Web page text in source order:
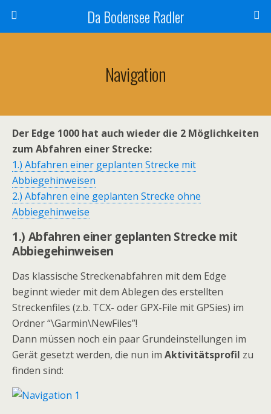
Da Bodensee Radler
Navigation
Der Edge 1000 hat auch wieder die 2 Möglichkeiten
zum Abfahren einer Strecke:
1.) Abfahren einer geplanten Strecke mit
Abbiegehinweisen
2.) Abfahren eine geplanten Strecke ohne
Abbiegehinweise
1.) Abfahren einer geplanten Strecke mit
Abbiegehinweisen
Das klassische Streckenabfahren mit dem Edge
beginnt wieder mit dem Ablegen des erstellten
Streckenfiles (z.b. TCX- oder GPX-File mit GPSies) im
Ordner “\Garmin\NewFiles”!
Dann müssen noch ein paar Grundeinstellungen im
Gerät gesetzt werden, die nun im Aktivitätsprofil zu
finden sind: